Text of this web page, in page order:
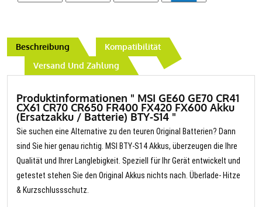
Beschreibung
Kompatibilität
Versand Und Zahlung
Produktinformationen " MSI GE60 GE70 CR41
CX61 CR70 CR650 FR400 FX420 FX600 Akku
(Ersatzakku / Batterie) BTY-S14 "
Sie suchen eine Alternative zu den teuren Original Batterien? Dann
sind Sie hier genau richtig. MSI BTY-S14 Akkus, überzeugen die Ihre
Qualität und Ihrer Langlebigkeit. Speziell für Ihr Gerät entwickelt und
getestet stehen Sie den Original Akkus nichts nach. Überlade- Hitze
& Kurzschlussschutz.